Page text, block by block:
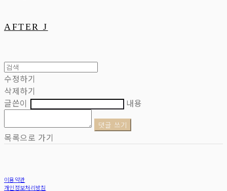
AFTER J
수정하기
삭제하기
글쓴이
내용
댓글 쓰기
목록으로 가기
이용약관
개인정보처리방침